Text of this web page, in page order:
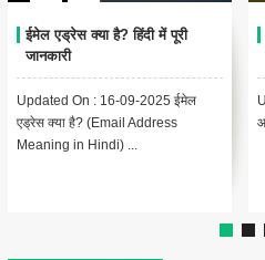
Encoding Meaning in Hindi |
एन्कोडिंग का मतलब और उपयोग
Updated On : 13-09-2025
Encoding Meaning in Hindi |
एन्कोडिंग का मतलब Encodin...
{